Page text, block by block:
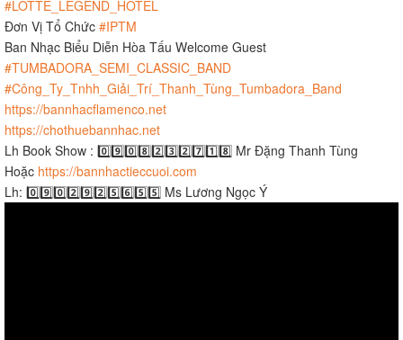
#LOTTE_LEGEND_HOTEL
Đơn Vị Tổ Chức #IPTM
Ban Nhạc Biểu Diễn Hòa Tấu Welcome Guest
#TUMBADORA_SEMI_CLASSIC_BAND
#Công_Ty_Tnhh_Giải_Trí_Thanh_Tùng_Tumbadora_Band
https://bannhacflamenco.net
https://chothuebannhac.net
Lh Book Show : 0️⃣9️⃣0️⃣8️⃣2️⃣3️⃣2️⃣7️⃣1️⃣8️⃣ Mr Đặng Thanh Tùng
Hoặc https://bannhactieccuoi.com​​​
Lh: 0️⃣9️⃣0️⃣2️⃣9️⃣2️⃣5️⃣6️⃣5️⃣5️⃣ Ms Lương Ngọc Ý